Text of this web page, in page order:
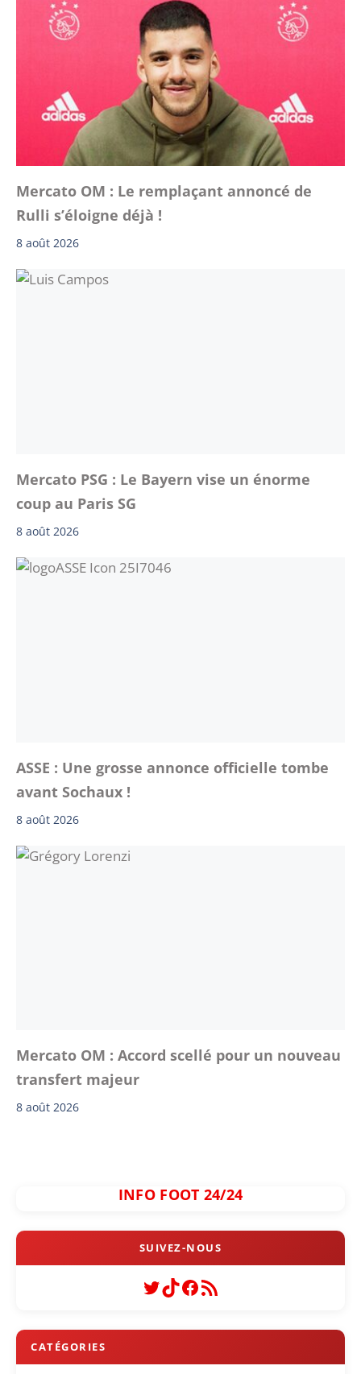
Mercato OM : Le remplaçant annoncé de
Rulli s’éloigne déjà !
8 août 2026
Mercato PSG : Le Bayern vise un énorme
coup au Paris SG
8 août 2026
ASSE : Une grosse annonce officielle tombe
avant Sochaux !
8 août 2026
Mercato OM : Accord scellé pour un nouveau
transfert majeur
8 août 2026
INFO FOOT 24/24
Twitter
TikTok
Facebook
Flux RSS